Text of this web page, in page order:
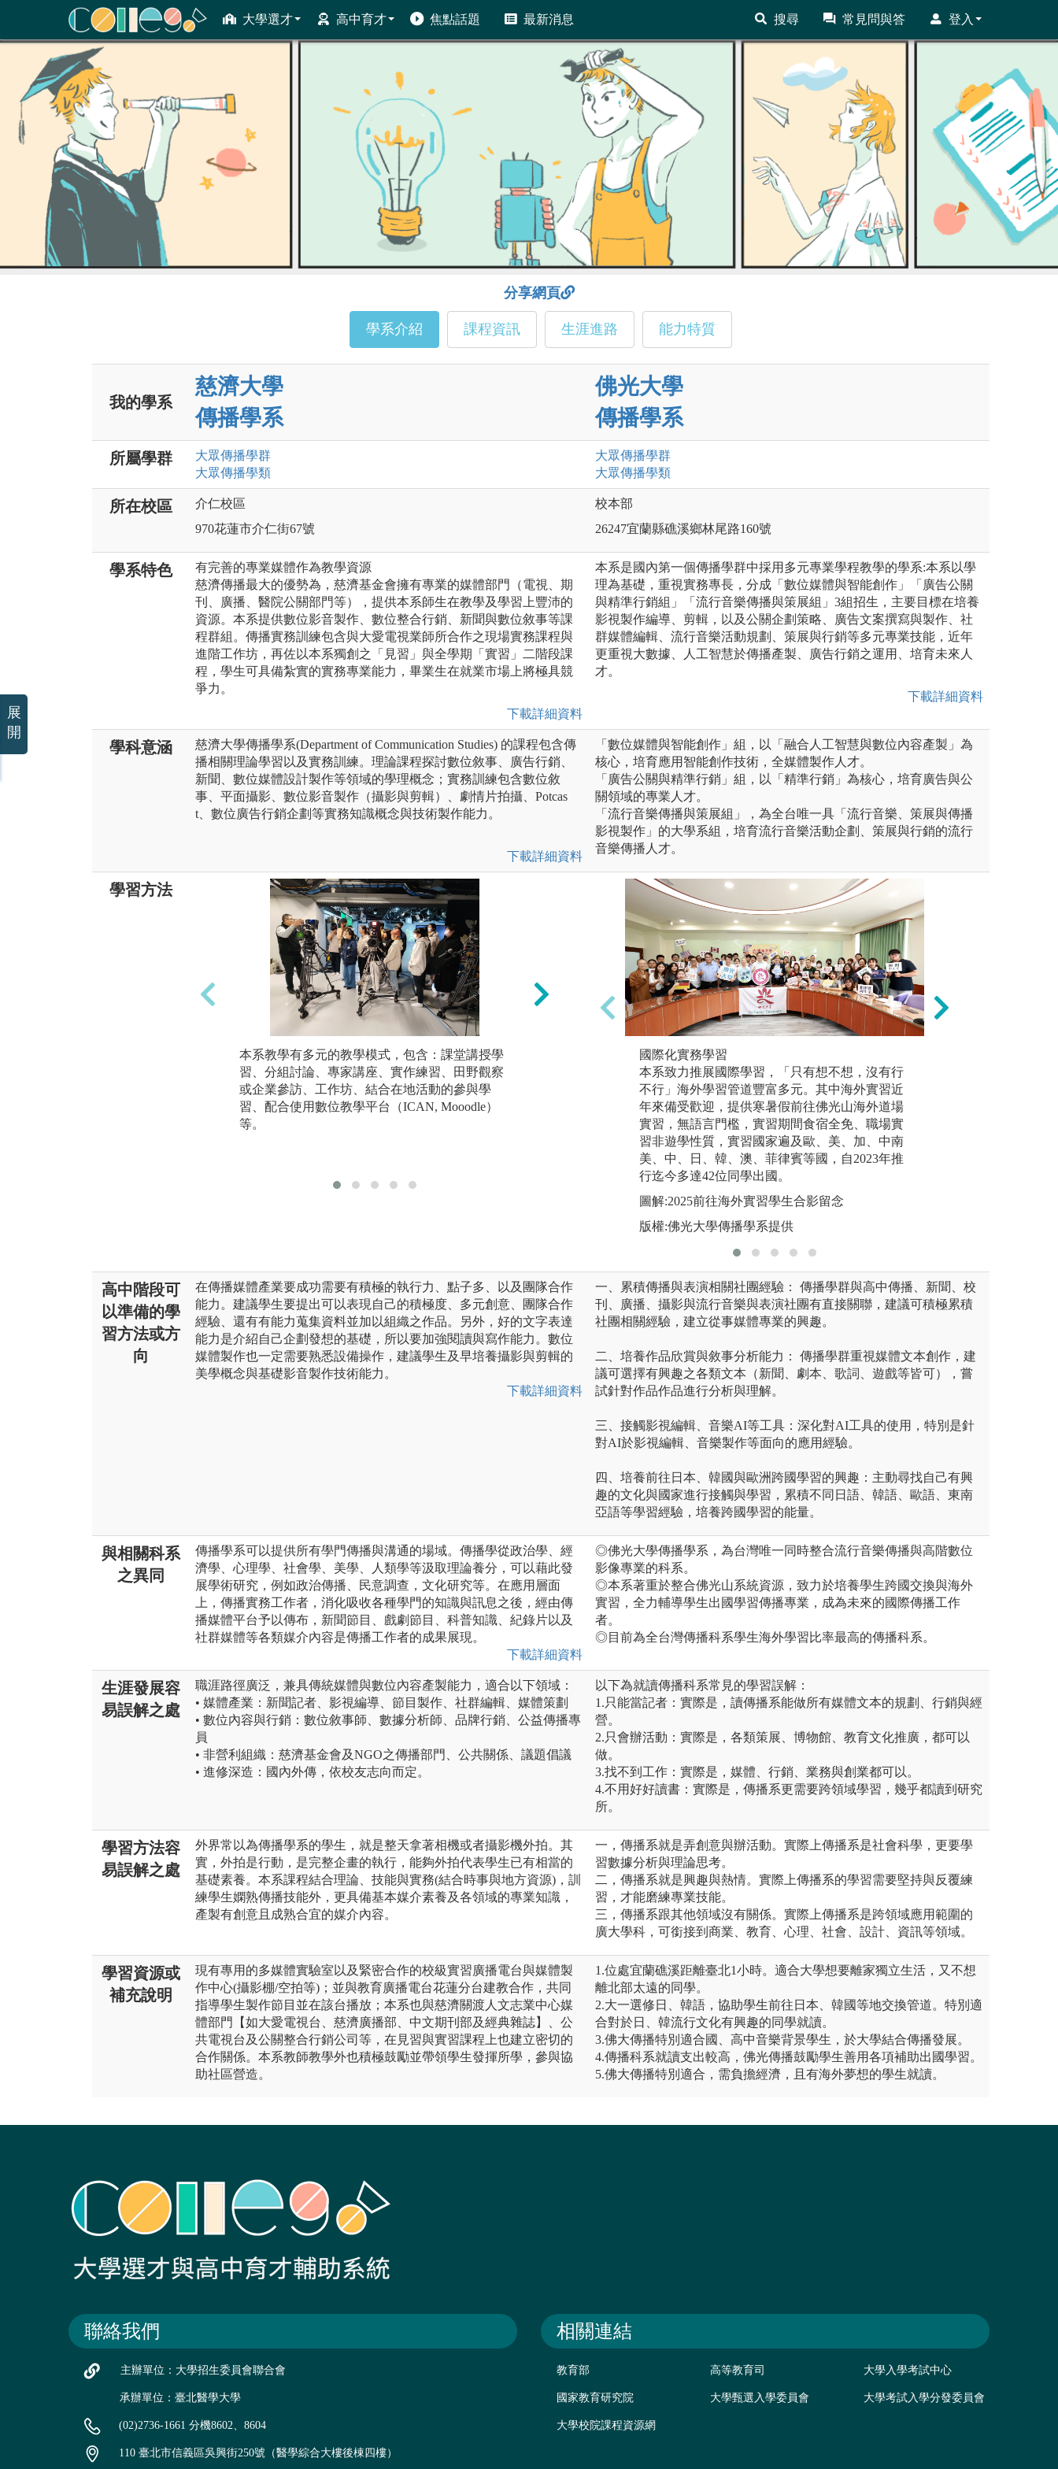
大學選才 高中育才 焦點話題 最新消息 搜尋 常見問與答 登入
ColleGo! 大學選才與高中育才輔助系統
分享網頁
學系介紹 課程資訊 生涯進路 能力特質
我的學系
慈濟大學
傳播學系
佛光大學
傳播學系
所屬學群 大眾傳播學群
大眾傳播學類
大眾傳播學群
大眾傳播學類
所在校區
介仁校區
970花蓮市介仁街67號
校本部
26247宜蘭縣礁溪鄉林尾路160號
學系特色
有完善的專業媒體作為教學資源
慈濟傳播最大的優勢為，慈濟基金會擁有專業的媒體部門（電視、期
刊、廣播、醫院公關部門等），提供本系師生在教學及學習上豐沛的
資源。本系提供數位影音製作、數位整合行銷、新聞與數位敘事等課
程群組。傳播實務訓練包含與大愛電視業師所合作之現場實務課程與
進階工作坊，再佐以本系獨創之「見習」與全學期「實習」二階段課
程，學生可具備紮實的實務專業能力，畢業生在就業市場上將極具競
爭力。
下載詳細資料
本系是國內第一個傳播學群中採用多元專業學程教學的學系:本系以學
理為基礎，重視實務專長，分成「數位媒體與智能創作」「廣告公關
與精準行銷組」「流行音樂傳播與策展組」3組招生，主要目標在培養
影視製作編導、剪輯，以及公關企劃策略、廣告文案撰寫與製作、社
群媒體編輯、流行音樂活動規劃、策展與行銷等多元專業技能，近年
更重視大數據、人工智慧於傳播產製、廣告行銷之運用、培育未來人
才。
下載詳細資料
學科意涵
慈濟大學傳播學系(Department of Communication Studies) 的課程包含傳
播相關理論學習以及實務訓練。理論課程探討數位敘事、廣告行銷、
新聞、數位媒體設計製作等領域的學理概念；實務訓練包含數位敘
事、平面攝影、數位影音製作（攝影與剪輯）、劇情片拍攝、Potcas
t、數位廣告行銷企劃等實務知識概念與技術製作能力。
下載詳細資料
「數位媒體與智能創作」組，以「融合人工智慧與數位內容產製」為
核心，培育應用智能創作技術，全媒體製作人才。
「廣告公關與精準行銷」組，以「精準行銷」為核心，培育廣告與公
關領域的專業人才。
「流行音樂傳播與策展組」，為全台唯一具「流行音樂、策展與傳播
影視製作」的大學系組，培育流行音樂活動企劃、策展與行銷的流行
音樂傳播人才。
學習方法
本系教學有多元的教學模式，包含：課堂講授學
習、分組討論、專家講座、實作練習、田野觀察
或企業參訪、工作坊、結合在地活動的參與學
習、配合使用數位教學平台（ICAN, Mooodle）
等。
數位影音製作業師課群：大愛台專業業師課群開
設「數位影音製作」、「數位敘事」、「數位內
容製作實務」、「圖文編輯」、「劇本寫作」、
「劇情片製作」、「網路頻道製作與經營」、
「網頁設計與數位美編實務」等數位影音製作專
業課程，再佐以見習、實習課程，訓練學生達到
業界專業能力。
國際化實務學習
本系致力推展國際學習，「只有想不想，沒有行
不行」海外學習管道豐富多元。其中海外實習近
年來備受歡迎，提供寒暑假前往佛光山海外道場
實習，無語言門檻，實習期間食宿全免、職場實
習非遊學性質，實習國家遍及歐、美、加、中南
美、中、日、韓、澳、菲律賓等國，自2023年推
行迄今多達42位同學出國。
圖解:2025前往海外實習學生合影留念
版權:佛光大學傳播學系提供
高中階段可
以準備的學
習方法或方
向
在傳播媒體產業要成功需要有積極的執行力、點子多、以及團隊合作
能力。建議學生要提出可以表現自己的積極度、多元創意、團隊合作
經驗、還有有能力蒐集資料並加以組織之作品。另外，好的文字表達
能力是介紹自己企劃發想的基礎，所以要加強閱讀與寫作能力。數位
媒體製作也一定需要熟悉設備操作，建議學生及早培養攝影與剪輯的
美學概念與基礎影音製作技術能力。
下載詳細資料
一、累積傳播與表演相關社團經驗： 傳播學群與高中傳播、新聞、校
刊、廣播、攝影與流行音樂與表演社團有直接關聯，建議可積極累積
社團相關經驗，建立從事媒體專業的興趣。
二、培養作品欣賞與敘事分析能力： 傳播學群重視媒體文本創作，建
議可選擇有興趣之各類文本（新聞、劇本、歌詞、遊戲等皆可），嘗
試針對作品作品進行分析與理解。
三、接觸影視編輯、音樂AI等工具：深化對AI工具的使用，特別是針
對AI於影視編輯、音樂製作等面向的應用經驗。
四、培養前往日本、韓國與歐洲跨國學習的興趣：主動尋找自己有興
趣的文化與國家進行接觸與學習，累積不同日語、韓語、歐語、東南
亞語等學習經驗，培養跨國學習的能量。
與相關科系
之異同
傳播學系可以提供所有學門傳播與溝通的場域。傳播學從政治學、經
濟學、心理學、社會學、美學、人類學等汲取理論養分，可以藉此發
展學術研究，例如政治傳播、民意調查，文化研究等。在應用層面
上，傳播實務工作者，消化吸收各種學門的知識與訊息之後，經由傳
播媒體平台予以傳布，新聞節目、戲劇節目、科普知識、紀錄片以及
社群媒體等各類媒介內容是傳播工作者的成果展現。
下載詳細資料
◎佛光大學傳播學系，為台灣唯一同時整合流行音樂傳播與高階數位
影像專業的科系。
◎本系著重於整合佛光山系統資源，致力於培養學生跨國交換與海外
實習，全力輔導學生出國學習傳播專業，成為未來的國際傳播工作
者。
◎目前為全台灣傳播科系學生海外學習比率最高的傳播科系。
生涯發展容
易誤解之處
職涯路徑廣泛，兼具傳統媒體與數位內容產製能力，適合以下領域：
• 媒體產業：新聞記者、影視編導、節目製作、社群編輯、媒體策劃
• 數位內容與行銷：數位敘事師、數據分析師、品牌行銷、公益傳播專
員
• 非營利組織：慈濟基金會及NGO之傳播部門、公共關係、議題倡議
• 進修深造：國內外傳，依校友志向而定。
以下為就讀傳播科系常見的學習誤解：
1.只能當記者：實際是，讀傳播系能做所有媒體文本的規劃、行銷與經
營。
2.只會辦活動：實際是，各類策展、博物館、教育文化推廣，都可以
做。
3.找不到工作：實際是，媒體、行銷、業務與創業都可以。
4.不用好好讀書：實際是，傳播系更需要跨領域學習，幾乎都讀到研究
所。
學習方法容
易誤解之處
外界常以為傳播學系的學生，就是整天拿著相機或者攝影機外拍。其
實，外拍是行動，是完整企畫的執行，能夠外拍代表學生已有相當的
基礎素養。本系課程結合理論、技能與實務(結合時事與地方資源)，訓
練學生嫻熟傳播技能外，更具備基本媒介素養及各領域的專業知識，
產製有創意且成熟合宜的媒介內容。
一，傳播系就是弄創意與辦活動。實際上傳播系是社會科學，更要學
習數據分析與理論思考。
二，傳播系就是興趣與熱情。實際上傳播系的學習需要堅持與反覆練
習，才能磨練專業技能。
三，傳播系跟其他領域沒有關係。實際上傳播系是跨領域應用範圍的
廣大學科，可銜接到商業、教育、心理、社會、設計、資訊等領域。
學習資源或
補充說明
現有專用的多媒體實驗室以及緊密合作的校級實習廣播電台與媒體製
作中心(攝影棚/空拍等)；並與教育廣播電台花蓮分台建教合作，共同
指導學生製作節目並在該台播放；本系也與慈濟關渡人文志業中心媒
體部門【如大愛電視台、慈濟廣播部、中文期刊部及經典雜誌】、公
共電視台及公關整合行銷公司等，在見習與實習課程上也建立密切的
合作關係。本系教師教學外也積極鼓勵並帶領學生發揮所學，參與協
助社區營造。
1.位處宜蘭礁溪距離臺北1小時。適合大學想要離家獨立生活，又不想
離北部太遠的同學。
2.大一選修日、韓語，協助學生前往日本、韓國等地交換管道。特別適
合對於日、韓流行文化有興趣的同學就讀。
3.佛大傳播特別適合國、高中音樂背景學生，於大學結合傳播發展。
4.傳播科系就讀支出較高，佛光傳播鼓勵學生善用各項補助出國學習。
5.佛大傳播特別適合，需負擔經濟，且有海外夢想的學生就讀。
聯絡我們
主辦單位：大學招生委員會聯合會
承辦單位：臺北醫學大學
(02)2736-1661 分機8602、8604
110 臺北市信義區吳興街250號（醫學綜合大樓後棟四樓）
相關連結
教育部 高等教育司 大學入學考試中心
國家教育研究院 大學甄選入學委員會 大學考試入學分發委員會
大學校院課程資源網
展
開